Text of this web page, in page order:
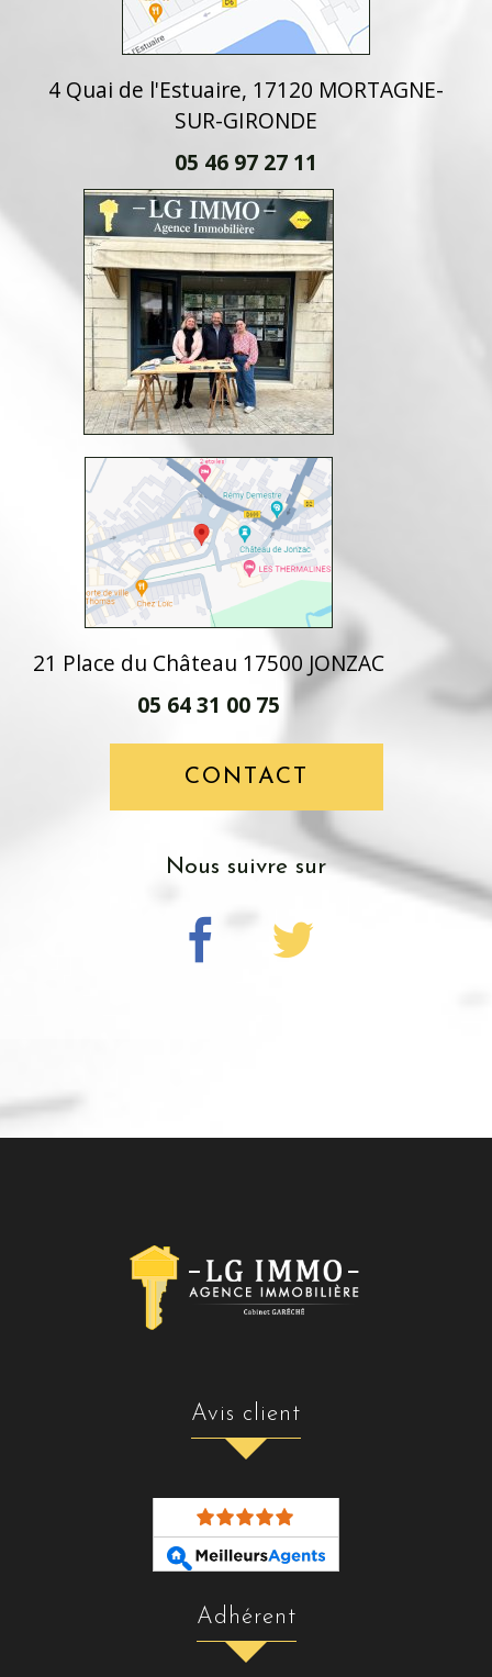
4 Quai de l'Estuaire, 17120 MORTAGNE-
SUR-GIRONDE
05 46 97 27 11
21 Place du Château 17500 JONZAC
05 64 31 00 75
CONTACT
nous suivre sur
avis client
adhérent